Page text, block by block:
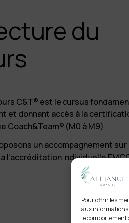
Pour offrir les
aux informations
le comportement
du
C&T® est le cursus
et donnant accès à la
Coach&Team® (M0 à M9)
un accompagnement sur
l’accréditation individuelle